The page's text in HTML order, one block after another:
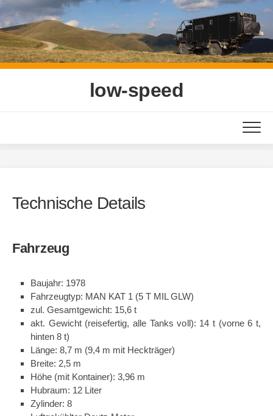
Skip
to
content
low-speed
Technische Details
Fahrzeug
Baujahr: 1978
Fahrzeugtyp: MAN KAT 1 (5 T MIL GLW)
zul. Gesamtgewicht: 15,6 t
akt. Gewicht (reisefertig, alle Tanks voll): 14 t (vorne 6 t,
hinten 8 t)
Länge: 8,7 m (9,4 m mit Heckträger)
Breite: 2,5 m
Höhe (mit Kontainer): 3,96 m
Hubraum: 12 Liter
Zylinder: 8